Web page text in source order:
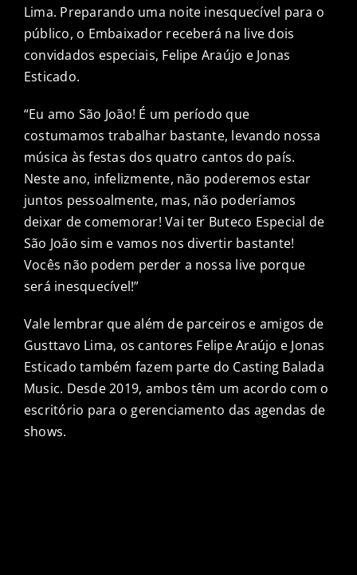
Lima. Preparando uma noite inesquecível para o
público, o Embaixador receberá na live dois
convidados especiais, Felipe Araújo e Jonas
Esticado.
“Eu amo São João! É um período que
costumamos trabalhar bastante, levando nossa
música às festas dos quatro cantos do país.
Neste ano, infelizmente, não poderemos estar
juntos pessoalmente, mas, não poderíamos
deixar de comemorar! Vai ter Buteco Especial de
São João sim e vamos nos divertir bastante!
Vocês não podem perder a nossa live porque
será inesquecível!”
Vale lembrar que além de parceiros e amigos de
Gusttavo Lima, os cantores Felipe Araújo e Jonas
Esticado também fazem parte do Casting Balada
Music. Desde 2019, ambos têm um acordo com o
escritório para o gerenciamento das agendas de
shows.